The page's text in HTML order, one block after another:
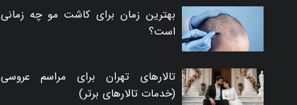
بهترین زمان برای کاشت مو چه زمانی
است؟
تالارهای تهران برای مراسم عروسی
(خدمات تالارهای برتر)